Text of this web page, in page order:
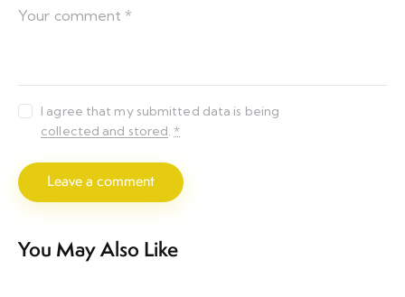
I agree that my submitted data is being
collected and stored.*
You May Also Like